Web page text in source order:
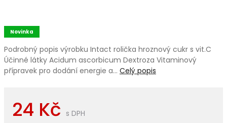
Novinka
Podrobný popis výrobku Intact rolička hroznový cukr s vit.C
Účinné látky Acidum ascorbicum Dextroza Vitaminový
přípravek pro dodání energie a… Celý popis
24 Kč s DPH